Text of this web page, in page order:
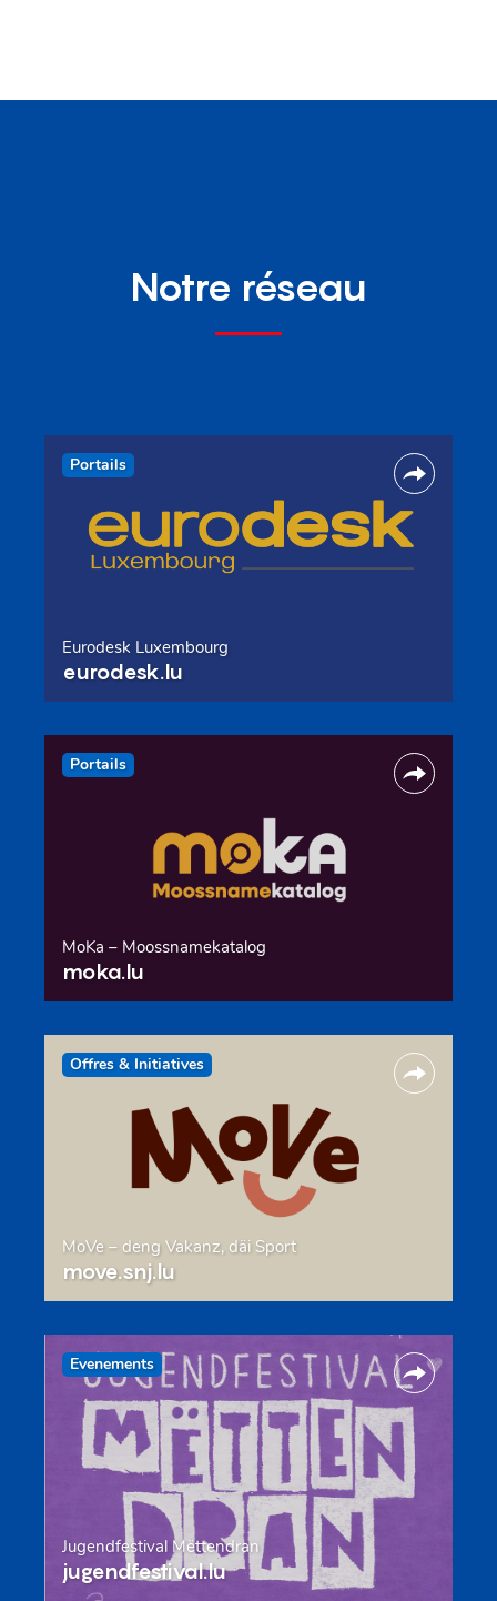
Notre réseau
Portails
Eurodesk Luxembourg
eurodesk.lu
Portails
MoKa – Moossnamekatalog
moka.lu
Offres & Initiatives
MoVe – deng Vakanz, däi Sport
move.snj.lu
Evenements
Jugendfestival Mëttendran
jugendfestival.lu